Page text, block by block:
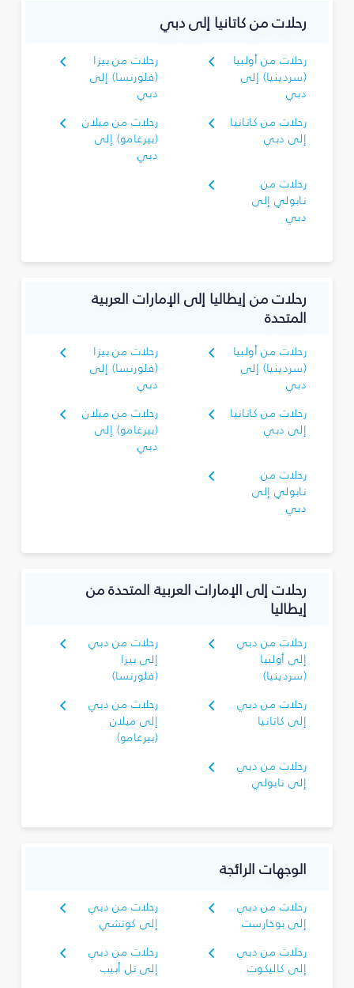
رحلات من كاتانيا إلى دبي
رحلات من أولبيا
(سردينيا) إلى
دبي
رحلات من بيزا
(فلورنسا) إلى
دبي
رحلات من كاتانيا
إلى دبي
رحلات من ميلان
(بيرغامو) إلى
دبي
رحلات من
نابولي إلى
دبي
رحلات من إيطاليا إلى الإمارات العربية
المتحدة
رحلات من أولبيا
(سردينيا) إلى
دبي
رحلات من بيزا
(فلورنسا) إلى
دبي
رحلات من كاتانيا
إلى دبي
رحلات من ميلان
(بيرغامو) إلى
دبي
رحلات من
نابولي إلى
دبي
رحلات إلى الإمارات العربية المتحدة من
إيطاليا
رحلات من دبي
إلى أولبيا
(سردينيا)
رحلات من دبي
إلى بيزا
(فلورنسا)
رحلات من دبي
إلى كاتانيا
رحلات من دبي
إلى ميلان
(بيرغامو)
رحلات من دبي
إلى نابولي
الوجهات الرائجة
رحلات من دبي
إلى بوخارست
رحلات من دبي
إلى كوتشي
رحلات من دبي
إلى كاليكوت
رحلات من دبي
إلى تل أبيب